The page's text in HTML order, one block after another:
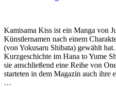
Kamisama Kiss ist ein Manga von
Künstlernamen nach einem
(von Yokusaru Shibata) gewählt
Kurzgeschichte im Hana to Yume
sie anschließend eine Reihe von
starteten in dem Magazin auch ihre
…